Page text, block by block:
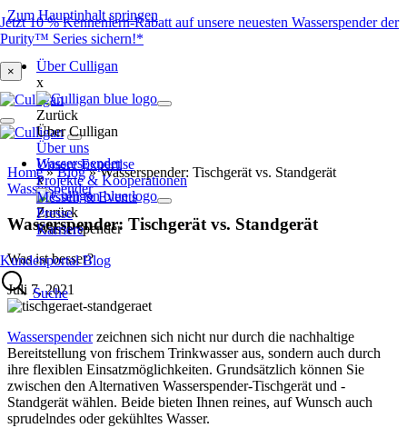
Zum Hauptinhalt springen
Jetzt 10 % Kennenlern-Rabatt auf unsere neuesten Wasserspender der
Purity™ Series sichern!*
×
Über Culligan
x
Zurück
Über Culligan
Über uns
Unsere Expertise
Projekte & Kooperationen
Messen & Events
Presse
Karriere
KundenportalBlog
Suche
Wasserspender
x
Zurück
Wasserspender
Home»Blog»Wasserspender: Tischgerät vs. Standgerät
Wasserspender
Wasserspender: Tischgerät vs. Standgerät
Was ist besser?
Juli 7, 2021
Wasserspenderzeichnen sich nicht nur durch die nachhaltige
Bereitstellung von frischem Trinkwasser aus, sondern auch durch
ihre flexiblen Einsatzmöglichkeiten. Grundsätzlich können Sie
zwischen den Alternativen Wasserspender-Tischgerät und -
Standgerät wählen. Beide bieten Ihnen reines, auf Wunsch auch
sprudelndes oder gekühltes Wasser.